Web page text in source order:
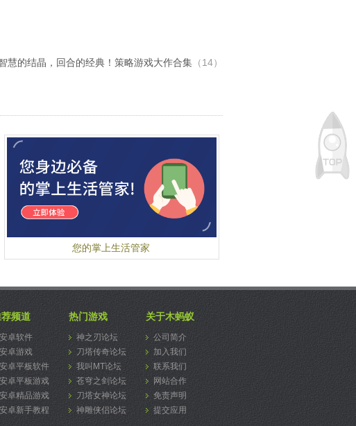
3、WiFi热点钥匙只有1M极小包体，不耗电，不占
内存，连网速度快。
慧的结晶，回合的经典！策略游戏大作合集 （14）
您的掌上生活管家
频道
安卓软件
安卓游戏
安卓平板软件
安卓平板游戏
安卓精品游戏
安卓新手教程
热门游戏
神之刃论坛
刀塔传奇论坛
我叫MT论坛
苍穹之剑论坛
刀塔女神论坛
神雕侠侣论坛
关于木蚂蚁
公司简介
加入我们
联系我们
网站合作
免责声明
提交应用